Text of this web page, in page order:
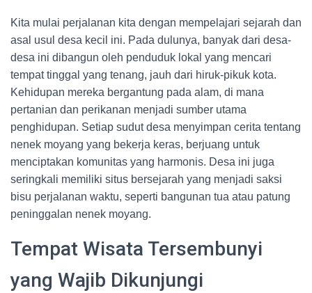
Kita mulai perjalanan kita dengan mempelajari sejarah dan
asal usul desa kecil ini. Pada dulunya, banyak dari desa-
desa ini dibangun oleh penduduk lokal yang mencari
tempat tinggal yang tenang, jauh dari hiruk-pikuk kota.
Kehidupan mereka bergantung pada alam, di mana
pertanian dan perikanan menjadi sumber utama
penghidupan. Setiap sudut desa menyimpan cerita tentang
nenek moyang yang bekerja keras, berjuang untuk
menciptakan komunitas yang harmonis. Desa ini juga
seringkali memiliki situs bersejarah yang menjadi saksi
bisu perjalanan waktu, seperti bangunan tua atau patung
peninggalan nenek moyang.
Tempat Wisata Tersembunyi
yang Wajib Dikunjungi